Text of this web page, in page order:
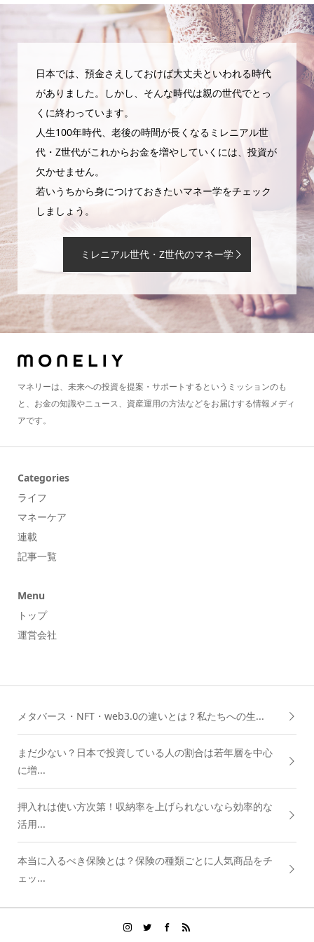
日本では、預金さえしておけば大丈夫といわれる時代
がありました。しかし、そんな時代は親の世代でとっ
くに終わっています。
人生100年時代、老後の時間が長くなるミレニアル世
代・Z世代がこれからお金を増やしていくには、投資が
欠かせません。
若いうちから身につけておきたいマネー学をチェック
しましょう。
ミレニアル世代・Z世代のマネー学
マネリーは、未来への投資を提案・サポートするというミッションのも
と、お金の知識やニュース、資産運用の方法などをお届けする情報メディ
アです。
Categories
ライフ
マネーケア
連載
記事一覧
Menu
トップ
運営会社
メタバース・NFT・web3.0の違いとは？私たちへの生...
まだ少ない？日本で投資している人の割合は若年層を中心
に増...
押入れは使い方次第！収納率を上げられないなら効率的な
活用...
本当に入るべき保険とは？保険の種類ごとに人気商品をチ
ェッ...